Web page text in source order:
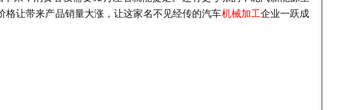
格让带来产品销量大涨，让这家名不见经传的汽车机械加工企业一跃成